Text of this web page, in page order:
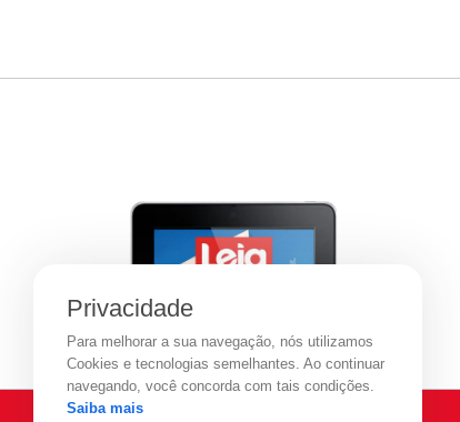
Privacidade
Para melhorar a sua navegação, nós utilizamos
Cookies e tecnologias semelhantes. Ao continuar
navegando, você concorda com tais condições.
Saiba mais